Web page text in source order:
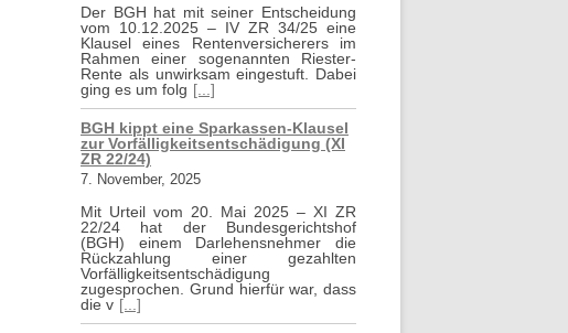
Der BGH hat mit seiner Entscheidung
vom 10.12.2025 – IV ZR 34/25 eine
Klausel eines Rentenversicherers im
Rahmen einer sogenannten Riester-
Rente als unwirksam eingestuft. Dabei
ging es um folg [...]
BGH kippt eine Sparkassen-Klausel
zur Vorfälligkeitsentschädigung (XI
ZR 22/24)
7. November, 2025
Mit Urteil vom 20. Mai 2025 – XI ZR
22/24 hat der Bundesgerichtshof
(BGH) einem Darlehensnehmer die
Rückzahlung einer gezahlten
Vorfälligkeitsentschädigung
zugesprochen. Grund hierfür war, dass
die v [...]